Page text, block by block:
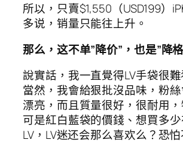
所以，只賣$1,550（USD199）
多说，销量只能往上升。
那么，这不单”降价”，也是”降
說實話，我一直覺得LV手袋很難
當然，我會給狠批沒品味，粉絲
漂亮，而且質量很好，很耐用，
可是紅白藍袋的價錢、想買多
LV，LV迷还会那么喜欢么？恐怕